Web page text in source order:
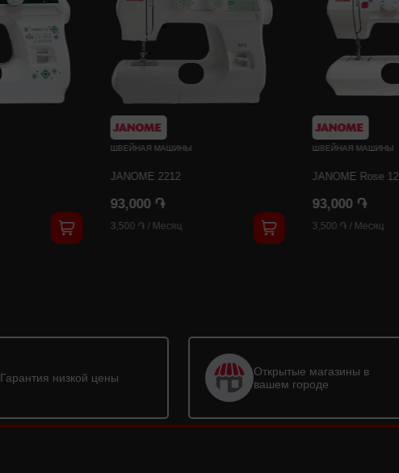
ШВЕЙНАЯ МАШИНЫ
JANOME 2212
93,000 ֏
3,500 ֏ / Месяц
ШВЕЙНАЯ МАШИНЫ
JANOME Rose 12
93,000 ֏
3,500 ֏ / Месяц
Гарантия низкой цены
Открытые магазины в
вашем городе